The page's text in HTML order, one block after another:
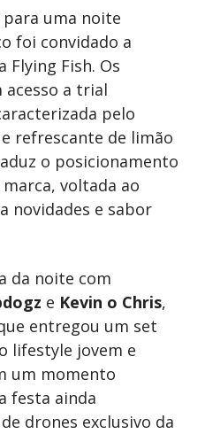
para uma noite
foi convidado a
Flying Fish. Os
a trial
pelo
refrescante de limão
o posicionamento
voltada ao
novidades e sabor
da noite com
e Kevin o Chris,
entregou um set
lifestyle jovem e
um momento
festa ainda
drones exclusivo da